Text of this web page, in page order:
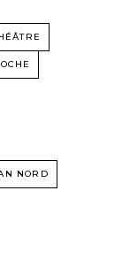
NORD